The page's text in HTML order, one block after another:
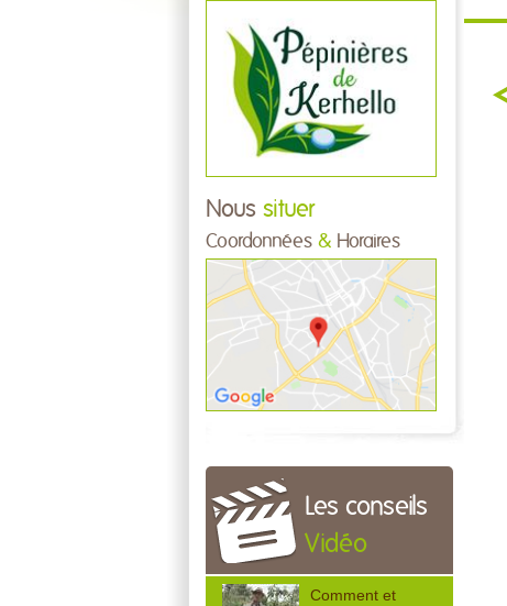
Nous situer
Coordonnées & Horaires
Les conseils
Vidéo
Comment et